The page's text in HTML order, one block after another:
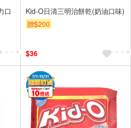
口
Kid-O日清三明治餅乾(奶油口味)
贈$200
$36